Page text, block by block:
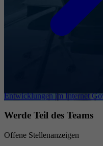
Entwicklungen im Internet
Werde Teil des Teams
Offene Stellenanzeigen